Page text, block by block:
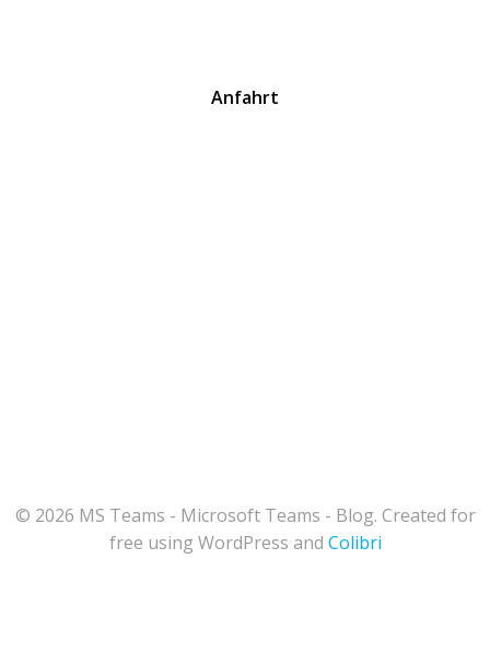
Anfahrt
© 2026 MS Teams - Microsoft Teams - Blog. Created for
free using WordPress and Colibri